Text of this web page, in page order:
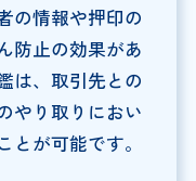
の情報や押印の
防止の効果があ
は、取引先との
やり取りにおい
が可能です。